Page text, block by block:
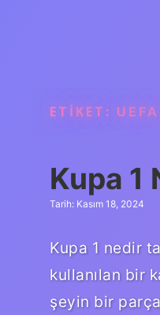
ETIKET:
Kupa 1
Tarih: Kasım 18, 2024
Kupa 1 nedir
kullanılan bir
şeyin bir